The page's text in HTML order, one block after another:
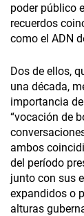
poder público
recuerdos
como el ADN
Dos de ellos,
una década,
importancia
“vocación de
ambos
del período
junto con sus
expandidos o
alturas